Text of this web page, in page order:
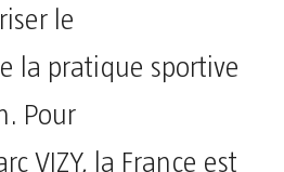
le
la pratique sportive
Pour
VIZY, la France est